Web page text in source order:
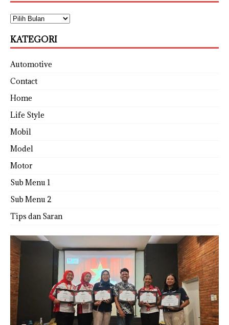
KATEGORI
Automotive
Contact
Home
Life Style
Mobil
Model
Motor
Sub Menu 1
Sub Menu 2
Tips dan Saran